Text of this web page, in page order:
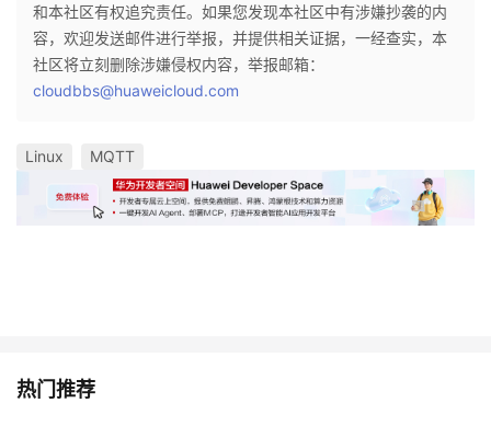
和本社区有权追究责任。如果您发现本社区中有涉嫌抄袭的内
容，欢迎发送邮件进行举报，并提供相关证据，一经查实，本
社区将立刻删除涉嫌侵权内容，举报邮箱：
cloudbbs@huaweicloud.com
Linux MQTT
热门推荐